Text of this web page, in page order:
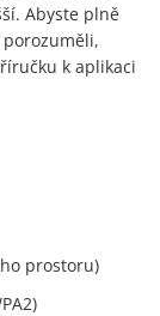
Abyste plně
k aplikaci
prostoru)